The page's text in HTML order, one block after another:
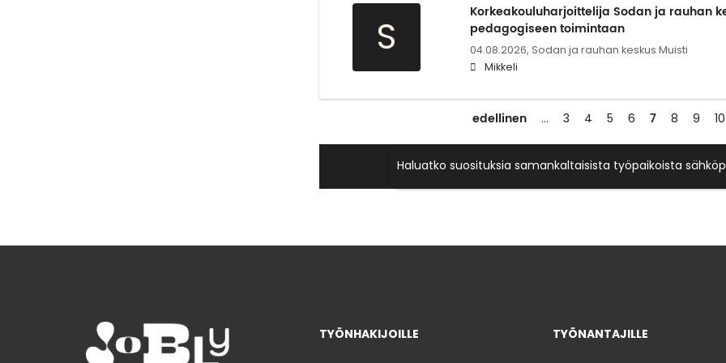
S
Korkeakouluharjoittelija Sodan ja rauhan
pedagogiseen toimintaan
04.08.2026, Sodan ja rauhan keskus Muisti
Mikkeli
edellinen … 3 4 5 6 7 8 9 10
Haluatko suosituksia samankaltaisista työpaikoista
TYÖNHAKIJOILLE TYÖNANTAJILLE